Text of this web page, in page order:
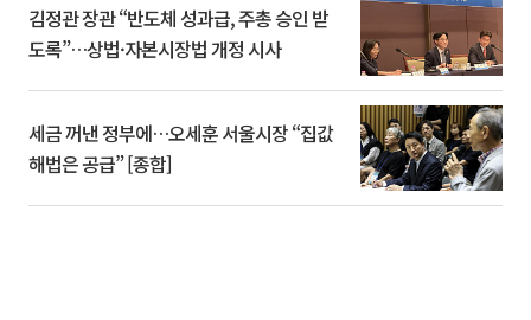
김정관 장관 “반도체 성과급, 주총 승인 받
도록”…상법·자본시장법 개정 시사
세금 꺼낸 정부에…오세훈 서울시장 “집값
해법은 공급” [종합]